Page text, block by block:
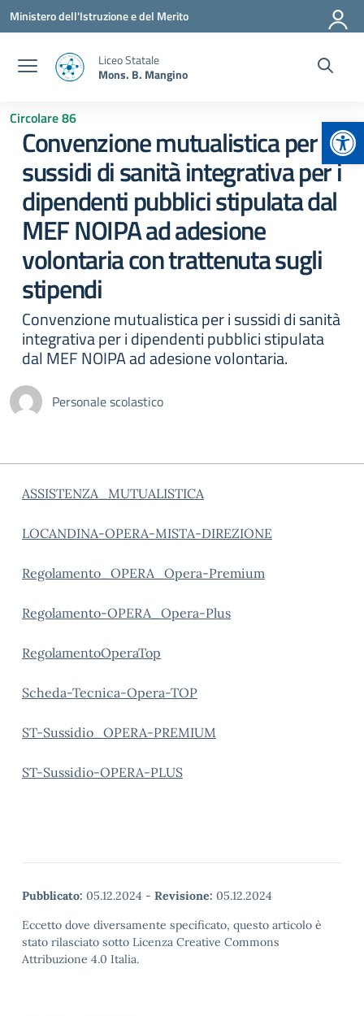
Vai ai contenuti
Vai al menu di navigazione
Vai al footer
Ministero dell'Istruzione e del Merito
Liceo Statale
Mons. B. Mangino
Circolare 86
Convenzione mutualistica per i
sussidi di sanità integrativa per i
dipendenti pubblici stipulata dal
MEF NOIPA ad adesione
volontaria con trattenuta sugli
stipendi
Convenzione mutualistica per i sussidi di sanità
integrativa per i dipendenti pubblici stipulata
dal MEF NOIPA ad adesione volontaria.
Personale scolastico
ASSISTENZA_MUTUALISTICA
LOCANDINA-OPERA-MISTA-DIREZIONE
Regolamento_OPERA_Opera-Premium
Regolamento-OPERA_Opera-Plus
RegolamentoOperaTop
Scheda-Tecnica-Opera-TOP
ST-Sussidio_OPERA-PREMIUM
ST-Sussidio-OPERA-PLUS
Pubblicato: 05.12.2024 - Revisione: 05.12.2024
Eccetto dove diversamente specificato, questo articolo è
stato rilasciato sotto Licenza Creative Commons
Attribuzione 4.0 Italia.